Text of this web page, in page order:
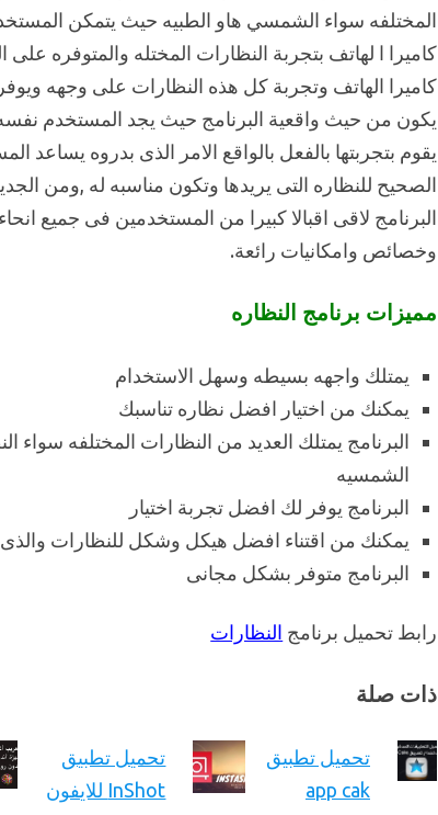
المختلفه سواء الشمسي هاو الطبيه حيث يتمكن
كاميرا ا لهاتف بتجربة النظارات المختله والمتوفره على
كاميرا الهاتف وتجربة كل هذه النظارات على وجهه
يكون من حيث واقعية البرنامج حيث يجد المستخدم نفسه
يقوم بتجربتها بالفعل بالواقع الامر الذى بدروه يساعد
الصحيح للنظاره التى يريدها وتكون مناسبه له ,ومن
البرنامج لاقى اقبالا كبيرا من المستخدمين فى جميع
وخصائص وامكانيات رائعة.
مميزات برنامج النظاره
يمتلك واجهه بسيطه وسهل الاستخدام
يمكنك من اختيار افضل نظاره تناسبك
البرنامج يمتلك العديد من النظارات المختلفه سواء
الشمسيه
البرنامج يوفر لك افضل تجربة اختيار
يمكنك من اقتناء افضل هيكل وشكل للنظارات
البرنامج متوفر بشكل مجانى
رابط تحميل برنامج النظارات
ذات صلة
تحميل تطبيق
app cak
تحميل تطبيق
InShot للايفون